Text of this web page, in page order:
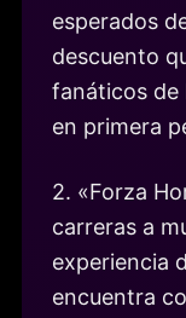
esperados
descuento
fanáticos de
en primera
2. «Forza
carreras a
experiencia
encuentra